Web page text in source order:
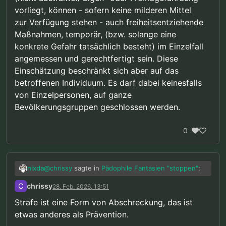
explodiert ist.
vorliegt, können - sofern keine milderen Mittel
zur Verfügung stehen - auch freiheitsentziehende
Maßnahmen, temporär, (bzw. solange eine
konkrete Gefahr tatsächlich besteht) im Einzelfall
angemessen und gerechtfertigt sein. Diese
Einschätzung beschränkt sich aber auf das
betroffenen Individuum. Es darf dabei keinesfalls
von Einzelpersonen, auf ganze
Bevölkerungsgruppen geschlossen werden.
0
nixda@chrissy sagte in Pädophile Fantasien "stoppen":
Personen die sich noch nichts zu schulden
haben kommen lassen.”
Nicht unbedingt. Auch Strafe wäre eine Form der
C chrissy28. Feb. 2026, 13:51
Strafe ist eine Form von Abschreckung, das ist
etwas anderes als Prävention.